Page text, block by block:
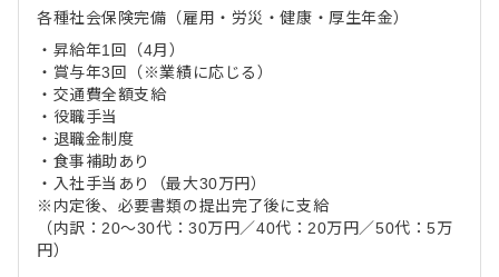
各種社会保険完備（雇用・労災・健康・厚生年金）
・昇給年1回（4月）
・賞与年3回（※業績に応じる）
・交通費全額支給
・役職手当
・退職金制度
・食事補助あり
・入社手当あり（最大30万円）
※内定後、必要書類の提出完了後に支給
（内訳：20～30代：30万円／40代：20万円／50代：5万
円）